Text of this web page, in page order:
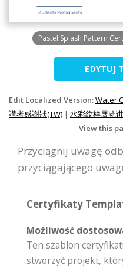
Pastel Splash Pattern
EDYTUJ
Edit Localized Version:Water
講者感謝狀(TW) | 水彩纹样展览
View this
Przyciągnij uwagę
przyciągającego
Certyfikaty
Możliwość
Ten szablon
stworzyć projekt,